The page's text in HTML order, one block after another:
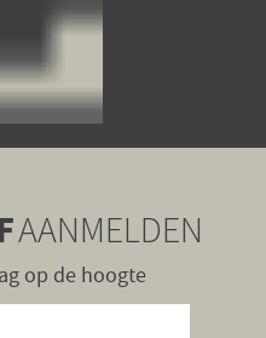
AANMELDEN
op de hoogte